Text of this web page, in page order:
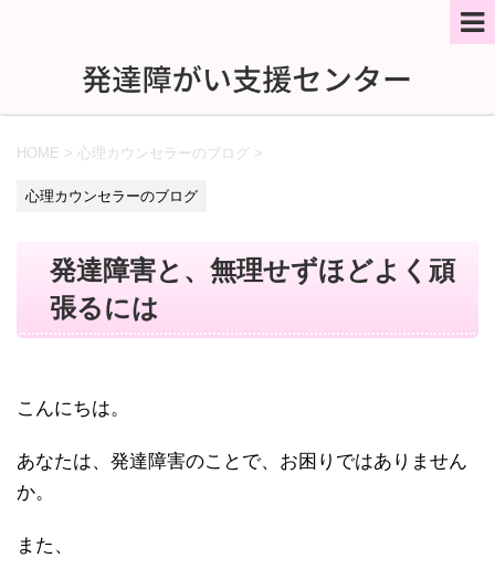
HOME > 心理カウンセラーのブログ >
心理カウンセラーのブログ
発達障害と、無理せずほどよく頑
張るには
こんにちは。
あなたは、発達障害のことで、お困りではありません
か。
また、